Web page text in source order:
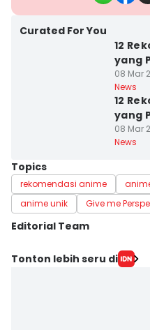
Curated For You
12
yang
08 Mar
News
12
yang
08 Mar
News
Topics
rekomendasi anime
anime unik
Give me
Editorial Team
Editor
Tonton lebih seru di